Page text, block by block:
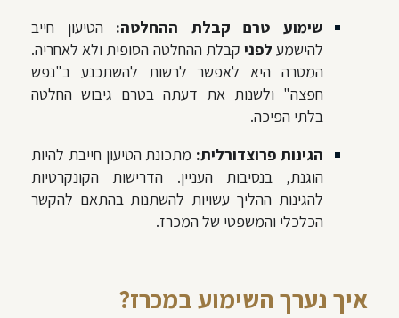
שימוע טרם קבלת ההחלטה: הטיעון חייב
להישמע לפני קבלת ההחלטה הסופית ולא לאחריה.
המטרה היא לאפשר לרשות להשתכנע ב"נפש
חפצה" ולשנות את דעתה בטרם גיבוש החלטה
בלתי הפיכה.
הגינות פרוצדורלית: מתכונת הטיעון חייבת להיות
הוגנת, בנסיבות העניין. הדרישות הקונקרטיות
להגינות ההליך עשויות להשתנות בהתאם להקשר
הכלכלי והמשפטי של המכרז.
איך נערך השימוע במכרז?